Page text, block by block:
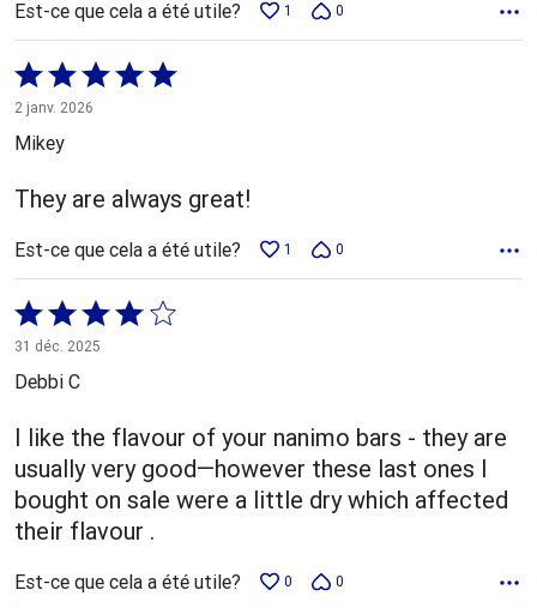
Est-ce que cela a été utile? 1 0
Coté
5 sur
5
2 janv. 2026
Mikey
They are always great!
Est-ce que cela a été utile? 1 0
Coté
4 sur
5
31 déc. 2025
Debbi C
I like the flavour of your nanimo bars - they are
usually very good—however these last ones I
bought on sale were a little dry which affected
their flavour .
Est-ce que cela a été utile? 0 0